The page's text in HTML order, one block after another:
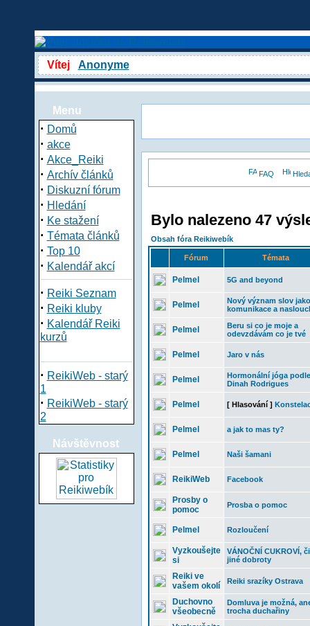
Vítej Anonyme
Menu
· Domů
· akce
· Akce_Reiki
· Archív článků
· Diskuzní fórum
· Hledání
· Ke stažení
· Témata článků
· Top 10
· Kalendář akcí
· Reiki Seznam
· Reiki kluby
· Kalendář Reiki
kurzů
· ReikiWeb - starý
1
· ReikiWeb - starý
2
Návštěvnost
FAQ
Bylo nalezeno 47
Obsah fóra Reikiwebík
Fórum Témata
Pelmel 5G and beyond
Pelmel
Nový význam slov jako
komunikace a
Pelmel
Beru si co je moje a
odevzdávám co je tvé
Pelmel Jaro v nás
Pelmel
Hormonální jóga podle
Dinah Rodrigues
Pelmel [ Hlasování ]
Pelmel a jak to mas ty?
Pelmel Naši šamani
ReikiWeb Facebook
Prosby o
pomoc
Prosba o pomoc
Pelmel Rozloučení
Vyzkoušejte
si
VÁNOČNÍ CUKROVÍ, či
jiné dobroty
Reiki ve
vašem okolí
Reiki srazíky Ostrava
Duchovno
všeobecně
Domluva je možná,
trocha duchařiny